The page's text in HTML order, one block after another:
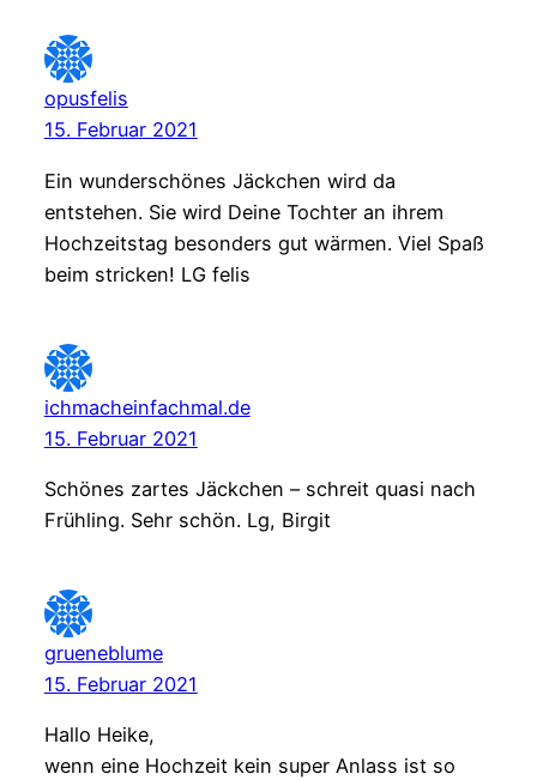
opusfelis
15. Februar 2021
Ein wunderschönes Jäckchen wird da
entstehen. Sie wird Deine Tochter an ihrem
Hochzeitstag besonders gut wärmen. Viel Spaß
beim stricken! LG felis
ichmacheinfachmal.de
15. Februar 2021
Schönes zartes Jäckchen – schreit quasi nach
Frühling. Sehr schön. Lg, Birgit
grueneblume
15. Februar 2021
Hallo Heike,
wenn eine Hochzeit kein super Anlass ist so